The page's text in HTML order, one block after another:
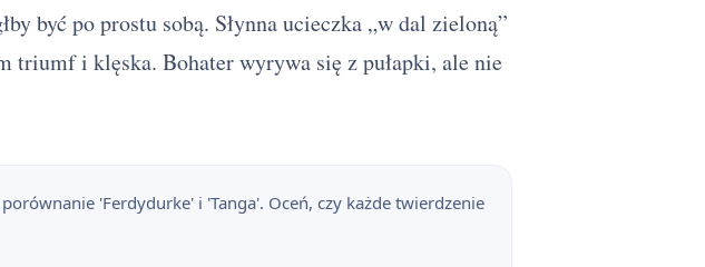
być po prostu sobą. Słynna ucieczka „w dal zieloną”
triumf i klęska. Bohater wyrywa się z pułapki, ale nie
'Ferdydurke' i 'Tanga'. Oceń, czy każde twierdzenie